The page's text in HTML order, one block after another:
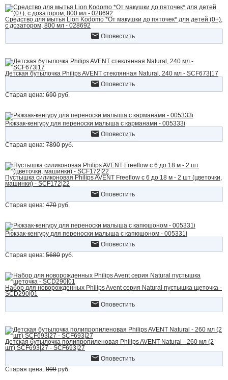
Средство для мытья Lion Kodomo *От макушки до пяточек* для детей (0+),
с дозатором, 800 мл - 028692
Оповестить
Детская бутылочка Philips AVENT стеклянная Natural, 240 мл - SCF673|17
Оповестить
Старая цена: 690 руб.
Рюкзак-кенгуру для переноски малыша с карманами - 005333i
Оповестить
Старая цена: 7890 руб.
Пустышка силиконовая Philips AVENT Freeflow с 6 до 18 м - 2 шт (цветочки,
машинки) - SCF172|22
Оповестить
Старая цена: 470 руб.
Рюкзак-кенгуру для переноски малыша с капюшоном - 005331i
Оповестить
Старая цена: 5680 руб.
Набор для новорожденных Philips Avent серия Natural пустышка щеточка -
SCD290|01
Оповестить
Детская бутылочка полипропиленовая Philips AVENT Natural - 260 мл (2
шт) SCF693|27 - SCF693|27
Оповестить
Старая цена: 899 руб.